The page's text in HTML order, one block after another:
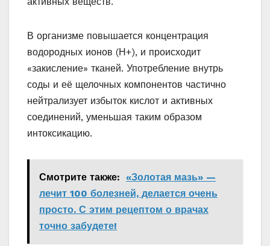
В организме повышается концентрация
водородных ионов (Н+), и происходит
«закисление» тканей. Употребление внутрь
соды и её щелочных компонентов частично
нейтрализует избыток кислот и активных
соединений, уменьшая таким образом
интоксикацию.
Смотрите также: «Золотая мазь» —
лечит 100 болезней, делается очень
просто. С этим рецептом о врачах
точно забудете!